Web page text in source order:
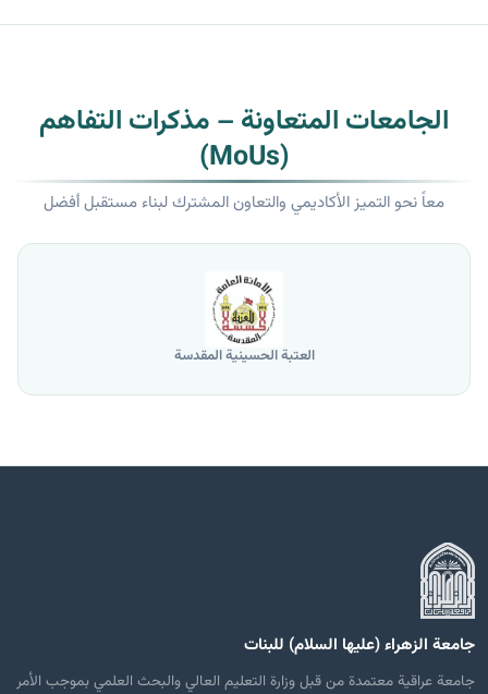
الجامعات المتعاونة – مذكرات التفاهم
(MoUs)
معاً نحو التميز الأكاديمي والتعاون المشترك لبناء مستقبل أفضل
العتبة الحسينية المقدسة
جامعة الزهراء (عليها السلام) للبنات
جامعة عراقية معتمدة من قبل وزارة التعليم العالي والبحث العلمي بموجب الأمر